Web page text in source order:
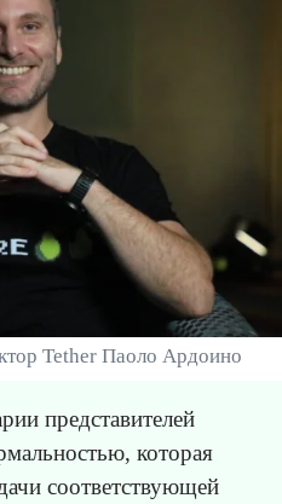
Tether Паоло Ардоино
представителей
которая
соответствующей